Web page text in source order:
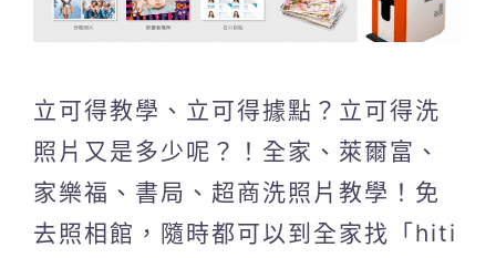
立可得教學、立可得據點？立可得洗
照片又是多少呢？！全家、萊爾富、
家樂福、書局、超商洗照片教學！免
去照相館，隨時都可以到全家找「hiti